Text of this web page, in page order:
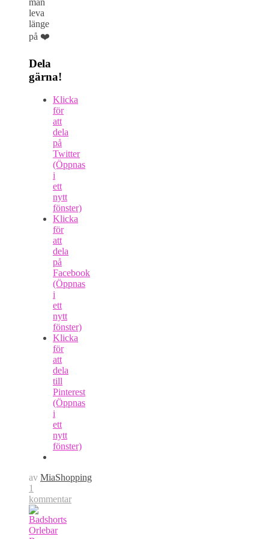
leva
länge
på ❤️
Dela
gärna!
Klicka
för
att
dela
på
Twitter
(Öppnas
i
ett
nytt
fönster)
Klicka
för
att
dela
på
Facebook
(Öppnas
i
ett
nytt
fönster)
Klicka
för
att
dela
till
Pinterest
(Öppnas
i
ett
nytt
fönster)
av MiaShopping
1
kommentar